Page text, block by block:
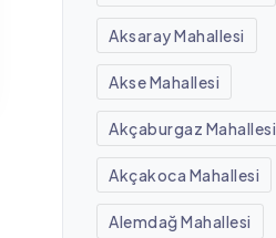
Aksaray Mahallesi
Akse Mahallesi
Akçaburgaz Mahallesi
Akçakoca Mahallesi
Alemdağ Mahallesi